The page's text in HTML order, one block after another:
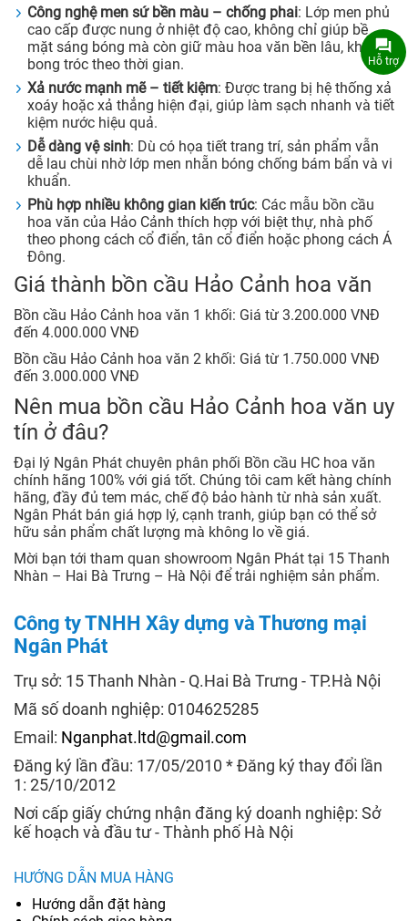
Công nghệ men sứ bền màu – chống phai: Lớp men phủ
cao cấp được nung ở nhiệt độ cao, không chỉ giúp bề
mặt sáng bóng mà còn giữ màu hoa văn bền lâu, không
bong tróc theo thời gian.
Xả nước mạnh mẽ – tiết kiệm: Được trang bị hệ thống xả
xoáy hoặc xả thẳng hiện đại, giúp làm sạch nhanh và tiết
kiệm nước hiệu quả.
Dễ dàng vệ sinh: Dù có họa tiết trang trí, sản phẩm vẫn
dễ lau chùi nhờ lớp men nhẵn bóng chống bám bẩn và vi
khuẩn.
Phù hợp nhiều không gian kiến trúc: Các mẫu bồn cầu
hoa văn của Hảo Cảnh thích hợp với biệt thự, nhà phố
theo phong cách cổ điển, tân cổ điển hoặc phong cách Á
Đông.
Giá thành bồn cầu Hảo Cảnh hoa văn
Bồn cầu Hảo Cảnh hoa văn 1 khối: Giá từ 3.200.000 VNĐ
đến 4.000.000 VNĐ
Bồn cầu Hảo Cảnh hoa văn 2 khối: Giá từ 1.750.000 VNĐ
đến 3.000.000 VNĐ
Nên mua bồn cầu Hảo Cảnh hoa văn uy
tín ở đâu?
Đại lý Ngân Phát chuyên phân phối Bồn cầu HC hoa văn
chính hãng 100% với giá tốt. Chúng tôi cam kết hàng chính
hãng, đầy đủ tem mác, chế độ bảo hành từ nhà sản xuất.
Ngân Phát bán giá hợp lý, cạnh tranh, giúp bạn có thể sở
hữu sản phẩm chất lượng mà không lo về giá.
Mời bạn tới tham quan showroom Ngân Phát tại 15 Thanh
Nhàn – Hai Bà Trưng – Hà Nội để trải nghiệm sản phẩm.
Công ty TNHH Xây dựng và Thương mại
Ngân Phát
Trụ sở: 15 Thanh Nhàn - Q.Hai Bà Trưng - TP.Hà Nội
Mã số doanh nghiệp: 0104625285
Email: Nganphat.ltd@gmail.com
Đăng ký lần đầu: 17/05/2010 * Đăng ký thay đổi lần
1: 25/10/2012
Nơi cấp giấy chứng nhận đăng ký doanh nghiệp: Sở
kế hoạch và đầu tư - Thành phố Hà Nội
HƯỚNG DẪN MUA HÀNG
Hướng dẫn đặt hàng
Hỗ trợ